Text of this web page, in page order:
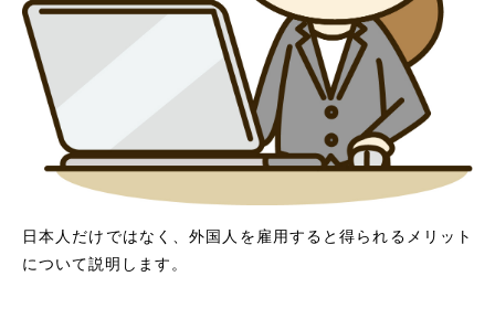
日本人だけではなく、外国人を雇用すると得られるメリット
について説明します。